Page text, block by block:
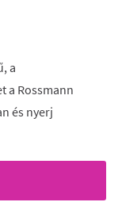
a
a Rossmann
és nyerj